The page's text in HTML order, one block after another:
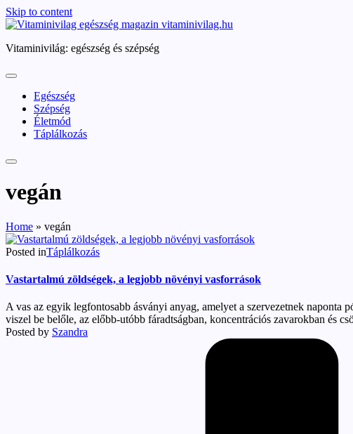
Skip to content
vitaminivilag.hu
Vitaminivilág: egészség és szépség
Egészség
Szépség
Életmód
Táplálkozás
vegán
Home » vegán
Posted inTáplálkozás
Vastartalmú zöldségek, a legjobb növényi vasforrások
A vas az egyik legfontosabb ásványi anyag, amelyet a szervezetnek naponta
viszel be belőle, az előbb-utóbb fáradtságban, koncentrációs zavarokban és
Posted by Szandra